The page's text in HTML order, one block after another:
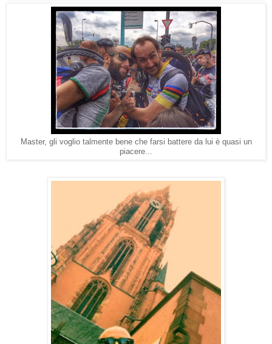
Master, gli voglio talmente bene che farsi battere da lui è quasi un
piacere...